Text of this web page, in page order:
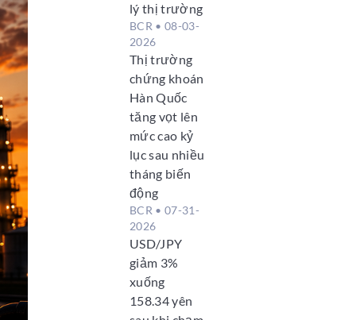
lý thị trường
BCR • 08-03-
2026
Thị trường
chứng khoán
Hàn Quốc
tăng vọt lên
mức cao kỷ
lục sau nhiều
tháng biến
động
BCR • 07-31-
2026
USD/JPY
giảm 3%
xuống
158.34 yên